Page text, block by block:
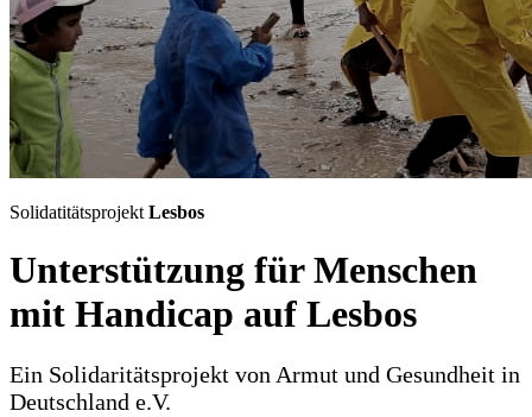
Solidatitätsprojekt Lesbos
Unterstützung für Menschen
mit Handicap auf Lesbos
Ein Solidaritätsprojekt von Armut und Gesundheit in
Deutschland e.V.